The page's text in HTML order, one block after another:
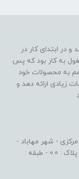
پایه گذاری شد و در ابتدای کار در
به کار بود که پس
به محصولات خود
زیادی ارائه دهد و
- شهر مهاباد -
محله بازار - کوچه ((مقدم)) - کوچه ((دشتی)) - پلاک : 0.0 - طبقه :